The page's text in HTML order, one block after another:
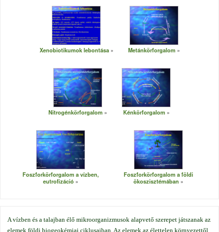
Xenobiotikumok lebontása Metánkörforgalom
Nitrogénkörforgalom Kénkörforgalom
Foszforkörforgalom a vízben,
eutrofizáció
Foszforkörforgalom a földi
ökoszisztémában
A vízben és a talajban élő mikroorganizmusok alapvető szerepet játszanak az
elemek földi biogeokémiai ciklusaiban. Az elemek az élettelen környezettől